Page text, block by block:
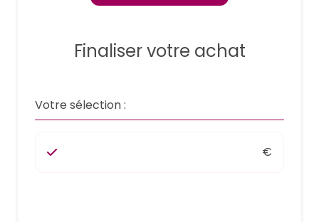
Finaliser votre achat
Votre sélection :
€